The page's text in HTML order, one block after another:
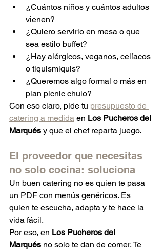
¿Cuántos niños y cuántos adultos
vienen?
¿Quiero servirlo en mesa o que
sea estilo buffet?
¿Hay alérgicos, veganos, celíacos
o tiquismiquis?
¿Queremos algo formal o más en
plan picnic chulo?
Con eso claro, pide tu presupuesto de
catering a medida en Los Pucheros del
Marqués y que el chef reparta juego.
El proveedor que necesitas
no solo cocina: soluciona
Un buen catering no es quien te pasa
un PDF con menús genéricos. Es
quien te escucha, adapta y te hace la
vida fácil.
Por eso, en Los Pucheros del
Marqués no solo te dan de comer. Te